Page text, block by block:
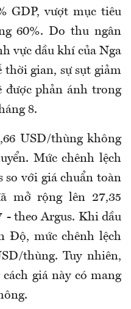
GDP, vượt mục tiêu
60%. Do thu ngân
vực dầu khí của Nga
gian, sự sụt giảm
được phản ánh trong
8.
USD/thùng không
Mức chênh lệch
so với giá chuẩn toàn
mở rộng lên 27,35
- theo Argus. Khi dầu
Độ, mức chênh lệch
thùng. Tuy nhiên,
giá này có mang